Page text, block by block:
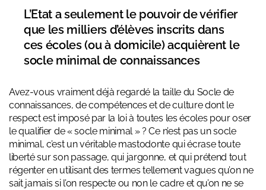
L’Etat a seulement le pouvoir de vérifier
que les milliers d’élèves inscrits dans
ces écoles (ou à domicile) acquièrent le
socle minimal de connaissances
Avez-vous vraiment déjà regardé la taille du Socle de
connaissances, de compétences et de culture dont le
respect est imposé par la loi à toutes les écoles pour oser
le qualifier de « socle minimal » ? Ce n’est pas un socle
minimal, c’est un véritable mastodonte qui écrase toute
liberté sur son passage, qui jargonne, et qui prétend tout
régenter en utilisant des termes tellement vagues qu’on ne
sait jamais si l’on respecte ou non le cadre et qu’on ne se